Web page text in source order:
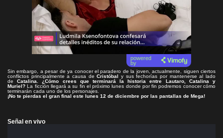
powered
by
Sin embargo, a pesar de ya conocer el paradero de la joven, actualmente, siguen ciertos
conflictos principalmente a causa deCristóbaly sus fechorías por mantenerse al lado
deCatalina. ¿Cómo crees que terminará la historia entre Lautaro, Catalina y
Muriel?La ficción llegará a su fin el próximo lunes donde por fin podremos conocer cómo
terminarán cada uno de los personajes.
¡No te pierdas el gran final este lunes 12 de diciembre por las pantallas de Mega!
Señal en vivo